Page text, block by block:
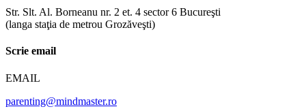
Str. Slt. Al. Borneanu nr. 2 et. 4 sector 6 Bucureşti
(langa staţia de metrou Grozăveşti)
Scrie email
EMAIL
parenting@mindmaster.ro